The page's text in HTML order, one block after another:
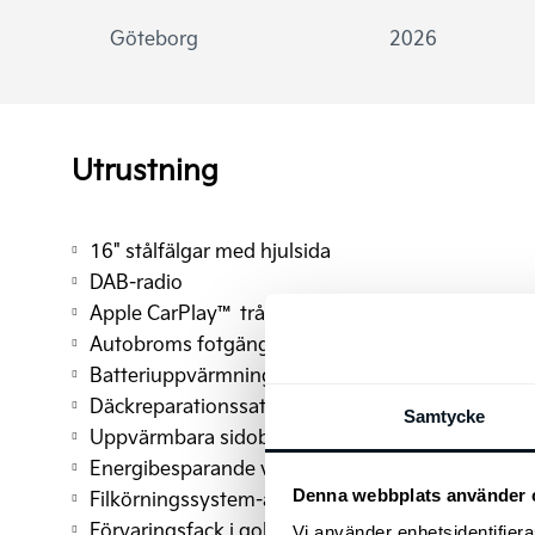
Samtycke
Denna webbplats använder
Göteborg 2026
Utrustning
16" stålfälgar med hjulsida
DAB-radio
Apple CarPlay™ trådlös
Autobroms fotgängare
Batteriuppvärmningssystem
Däckreparationssats
Uppvärmbara sidobackspeglar
Energibesparande värmepumpsystem
Filkörningssystem-aktiv (LFA)